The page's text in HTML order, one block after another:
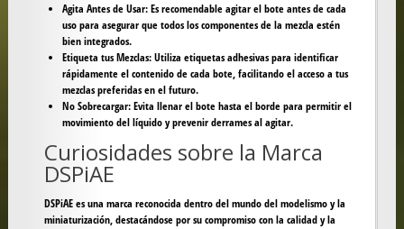
Agita Antes de Usar:Es recomendable agitar el bote antes de cada
uso para asegurar que todos los componentes de la mezcla estén
bien integrados.
Etiqueta tus Mezclas:Utiliza etiquetas adhesivas para identificar
rápidamente el contenido de cada bote, facilitando el acceso a tus
mezclas preferidas en el futuro.
No Sobrecargar:Evita llenar el bote hasta el borde para permitir el
movimiento del líquido y prevenir derrames al agitar.
Curiosidades sobre la Marca
DSPiAE
DSPiAE es una marca reconocida dentro del mundo del modelismo y la
miniaturización, destacándose por su compromiso con la calidad y la